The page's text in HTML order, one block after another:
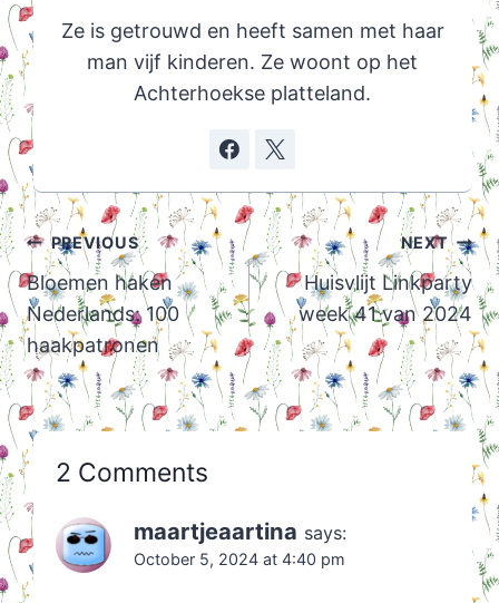
Ze is getrouwd en heeft samen met haar
man vijf kinderen. Ze woont op het
Achterhoekse platteland.
Post
navigation
PREVIOUS
Bloemen haken
Nederlands: 100
haakpatronen
NEXT
Huisvlijt Linkparty
week 41 van 2024
2 Comments
maartjeaartina says:
October 5, 2024 at 4:40 pm